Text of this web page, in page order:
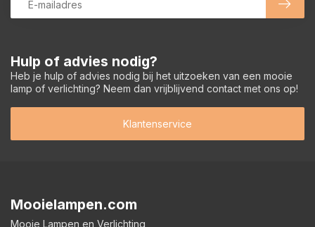
Hulp of advies nodig?
Heb je hulp of advies nodig bij het uitzoeken van een mooie
lamp of verlichting? Neem dan vrijblijvend contact met ons op!
Klantenservice
Mooielampen.com
Mooie Lampen en Verlichting